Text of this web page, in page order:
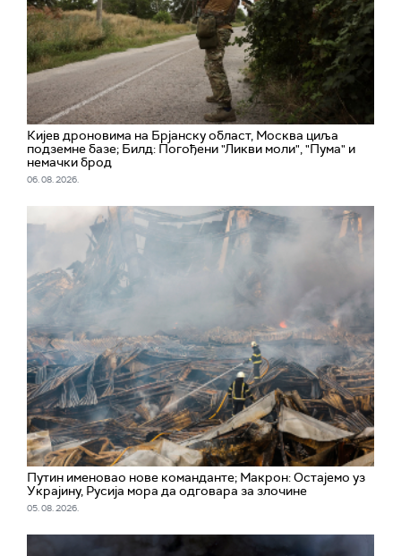
Кијев дроновима на Брјанску област, Москва циља
подземне базе; Билд: Погођени "Ликви моли", "Пума" и
немачки брод
06. 08. 2026.
Путин именовао нове команданте; Макрон: Остајемо уз
Украјину, Русија мора да одговара за злочине
05. 08. 2026.